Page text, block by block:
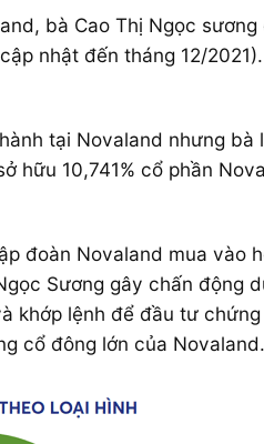
bà Cao Thị Ngọc
nhật đến tháng 12/
tại Novaland nhưng
10,741% cổ phần
đoàn Novaland mua vào
Sương gây chấn động
khớp lệnh để đầu tư
cổ đông lớn của Novaland.